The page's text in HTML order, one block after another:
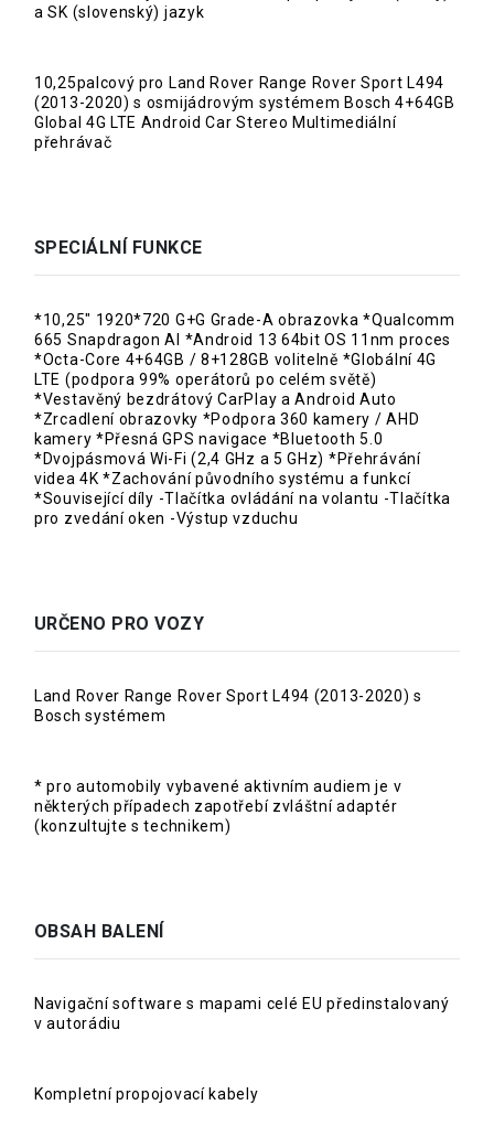
a SK (slovenský) jazyk
10,25palcový pro Land Rover Range Rover Sport L494
(2013-2020) s osmijádrovým systémem Bosch 4+64GB
Global 4G LTE Android Car Stereo Multimediální
přehrávač
SPECIÁLNÍ FUNKCE
*10,25" 1920*720 G+G Grade-A obrazovka *Qualcomm
665 Snapdragon AI *Android 13 64bit OS 11nm proces
*Octa-Core 4+64GB / 8+128GB volitelně *Globální 4G
LTE (podpora 99% operátorů po celém světě)
*Vestavěný bezdrátový CarPlay a Android Auto
*Zrcadlení obrazovky *Podpora 360 kamery / AHD
kamery *Přesná GPS navigace *Bluetooth 5.0
*Dvojpásmová Wi-Fi (2,4 GHz a 5 GHz) *Přehrávání
videa 4K *Zachování původního systému a funkcí
*Související díly -Tlačítka ovládání na volantu -Tlačítka
pro zvedání oken -Výstup vzduchu
URČENO PRO VOZY
Land Rover Range Rover Sport L494 (2013-2020) s
Bosch systémem
* pro automobily vybavené aktivním audiem je v
některých případech zapotřebí zvláštní adaptér
(konzultujte s technikem)
OBSAH BALENÍ
Navigační software s mapami celé EU předinstalovaný
v autorádiu
Kompletní propojovací kabely